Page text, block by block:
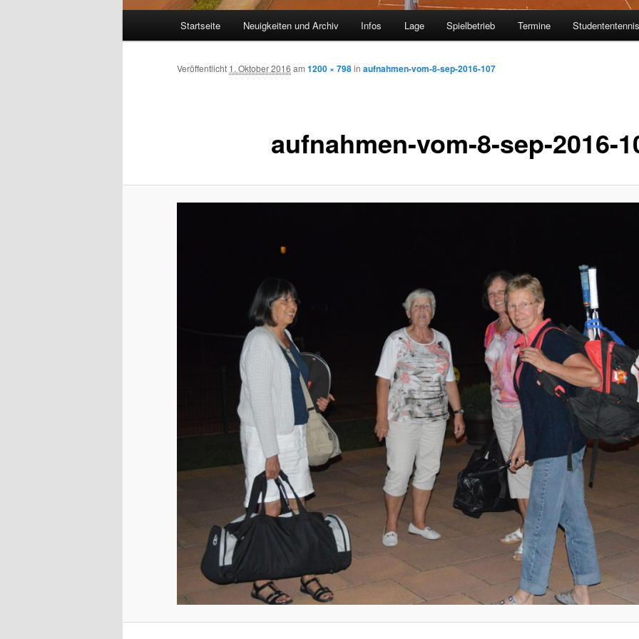
Startseite Neuigkeiten und Archiv Infos Lage Spielbetrieb Termine Studententennis
aufnahmen-vom-8-sep-2016-
Veröffentlicht 1. Oktober 2016 am 1200 × 798in aufnahmen-vom-8-sep-2016-107